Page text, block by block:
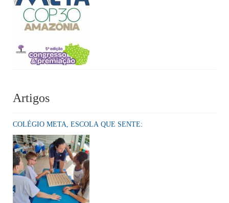
Artigos
COLÉGIO META, ESCOLA QUE SENTE: